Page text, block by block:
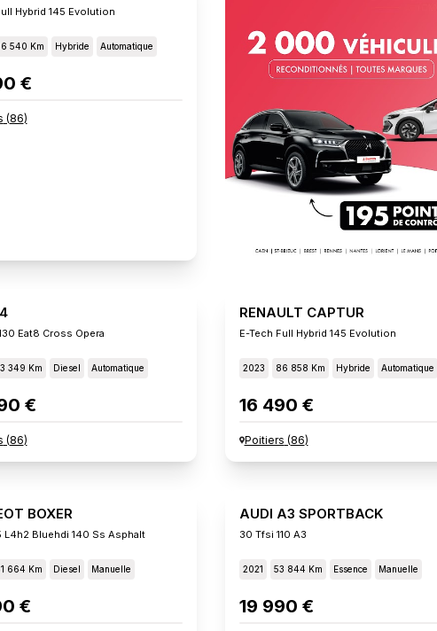
Hybrid 145 Evolution
540 Km Hybride Automatique
€
(86)
Eat8 Cross Opera
349 Km Diesel Automatique
€
(86)
RENAULT CAPTUR
E-Tech Full Hybrid 145 Evolution
2023 86 858 Km Hybride Automatique
16 490 €
Poitiers (86)
BOXER
L4h2 Bluehdi 140 Ss Asphalt
664 Km Diesel Manuelle
€
AUDI A3 SPORTBACK
30 Tfsi 110 A3
2021 53 844 Km Essence Manuelle
19 990 €